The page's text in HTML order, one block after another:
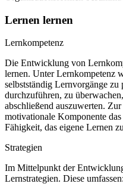
Lernen lernen
Lernkompetenz
Die Entwicklung von
lernen. Unter Lernkompetenz
selbstständig Lernvorgänge zu
durchzuführen, zu
abschließend auszuwerten.
motivationale Komponente
Fähigkeit, das eigene Lernen
Strategien
Im Mittelpunkt der
Lernstrategien. Diese umfassen: